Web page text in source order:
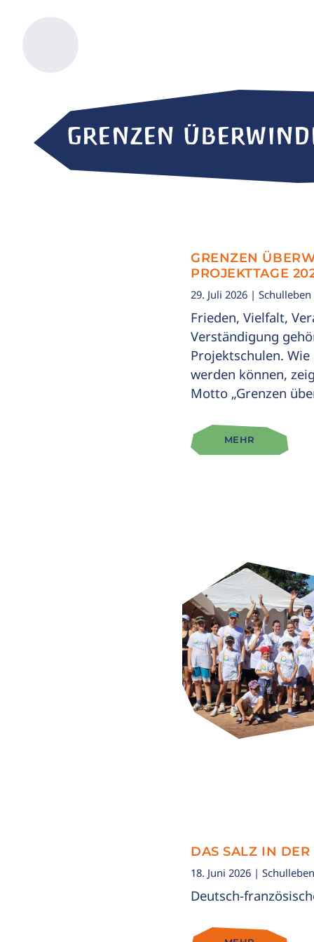
GRENZEN
GRENZEN
PROJEKTTAGE
29. Juli 2026 | Schulleben
Frieden, Vielfalt,
Verständigung
Projektschulen.
werden können,
Motto „Grenzen
MEHR
DAS SALZ IN
18. Juni 2026 | Schulleben
Deutsch-